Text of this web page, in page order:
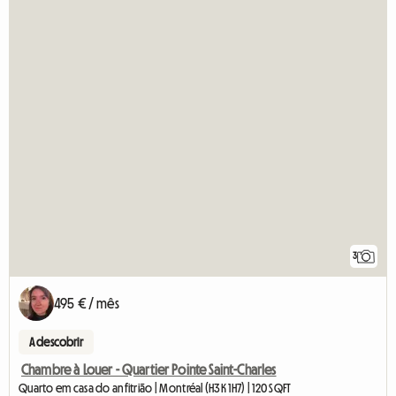
3
495 € / mês
A descobrir
Chambre à Louer - Quartier Pointe Saint-Charles
Quarto em casa do anfitrião | Montréal (H3K 1H7) | 120 SQFT